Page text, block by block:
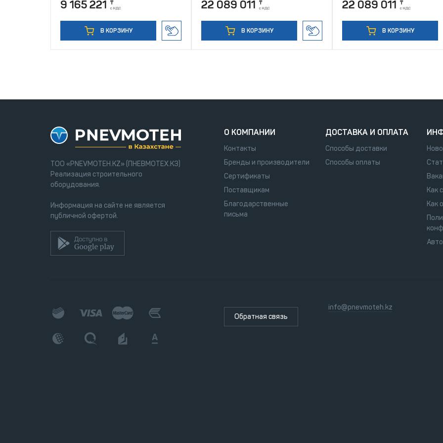
9 165 221 ₸
с НДС
В КОРЗИНУ
22 089 011 ₸
с НДС
В КОРЗИНУ
22 089 011 ₸
с НДС
В КОРЗИНУ
ТОО «PNEVMOTEH.KZ» (ПНЕВМОТЕХ.КЗ)
Реализация строительного
оборудования.
Информация на сайте не является
публичной офертой.
О КОМПАНИИ
Контакты
Бренды и производители
Сертификаты
Поставщикам
Благодарственные
письма
ДОСТАВКА И ОПЛАТА
Способы доставки
Способы оплаты
Как
Как
Обратная связь
info@pnevmoteh.kz